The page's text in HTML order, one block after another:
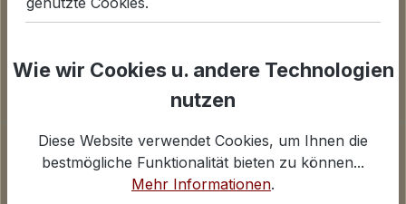
AGB
Cookies einstellen
Unternehmen
Über uns
Kontakt und E-Mail
Google Analytics
Marketing Cookies dienen dazu Werbeanzeigen
auf der Webseite zielgerichtet und individuell über
mehrere Seitenaufrufe und Browsersitzungen zu
Wie wir Cookies u. andere Technologien
nutzen
Diese Website verwendet Cookies, um Ihnen die
bestmögliche Funktionalität bieten zu können...
Mehr Informationen.